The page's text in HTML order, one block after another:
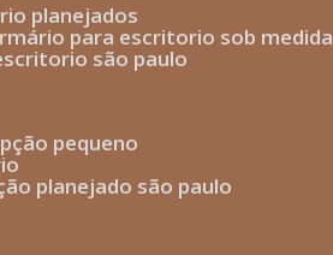
planejados
armário para escritorio sob medida
são paulo
pequeno
planejado são paulo